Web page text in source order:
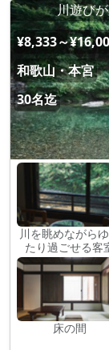
川遊び
¥8,333～
和歌山・本宮
30名迄
川を眺めながら
たり過ごせる客
床の間